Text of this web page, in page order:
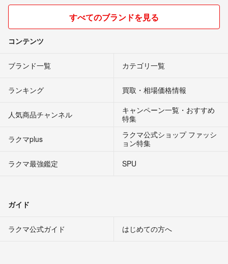
すべてのブランドを見る
コンテンツ
ブランド一覧 カテゴリ一覧
ランキング 買取・相場価格情報
人気商品チャンネル
キャンペーン一覧・おすすめ
特集
ラクマplus
ラクマ公式ショップ ファッシ
ョン特集
ラクマ最強鑑定
SPU
ガイド
ラクマ公式ガイド はじめての方へ